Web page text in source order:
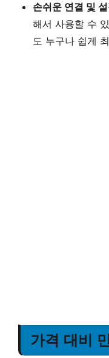
손쉬운 연결 및
해서 사용할 수
도 누구나 쉽게
가격 대비